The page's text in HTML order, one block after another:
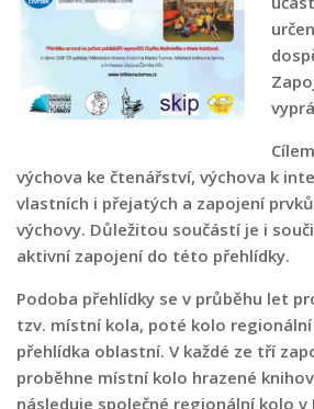
Půjčovní doba
Služby
Základní služby
Půjčování e-knih a čteček
Portál KNIHA Z
Kultura a vzdělávání
Služby handicapovaným
Pronájem prostor
Knihovní řád a ceník
Lidé
Fotogalerie
výchova ke čtenářství, výchova k
vlastních i přejatých a zapojení
výchovy. Důležitou součástí je i
aktivní zapojení do této přehlídky.
Podoba přehlídky se v průběhu let
tzv. místní kola, poté kolo regionální
přehlídka oblastní. V každé ze tří
proběhne místní kolo hrazené
následuje společné regionální kolo v